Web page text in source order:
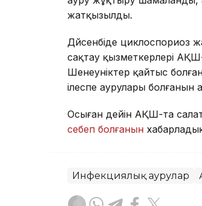
жатқызылды.
Дүйсенбіде
сақтау қызметкерлері
Шенеуніктер қайтыс
ілеспе аурулары болғанын
Осыған дейін АҚШ-та
себеп болғанын
Инфекциялық аурулар